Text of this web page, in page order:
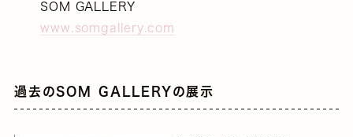
SOM GALLERY
www.somgallery.com
過去のSOM GALLERYの展示